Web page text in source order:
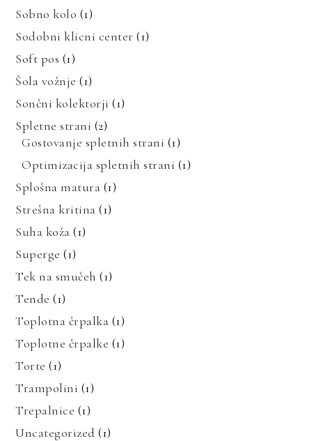
Sobno kolo (1)
Sodobni klicni center (1)
Soft pos (1)
Šola vožnje (1)
Sončni kolektorji (1)
Spletne strani (2)
Gostovanje spletnih strani (1)
Optimizacija spletnih strani (1)
Splošna matura (1)
Strešna kritina (1)
Suha koža (1)
Superge (1)
Tek na smučeh (1)
Tende (1)
Toplotna črpalka (1)
Toplotne črpalke (1)
Torte (1)
Trampolini (1)
Trepalnice (1)
Uncategorized (1)